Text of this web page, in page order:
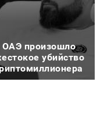
ОАЭ произошло
убийство